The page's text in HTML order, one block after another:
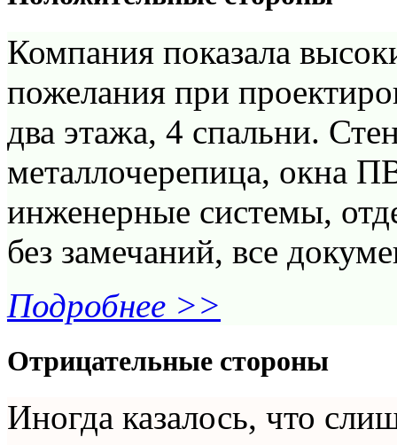
Компания показала
пожелания при
два этажа, 4 спальни.
металлочерепица, окна
инженерные системы,
без замечаний, все
Подробнее >>
Отрицательные стороны
Иногда казалось, что